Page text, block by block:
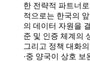
한 전략적 파트너
적으로는 한국의
의 데이터 자원을
준 및 인증 체계의
그리고 정책 대화
·중 양국이 상호